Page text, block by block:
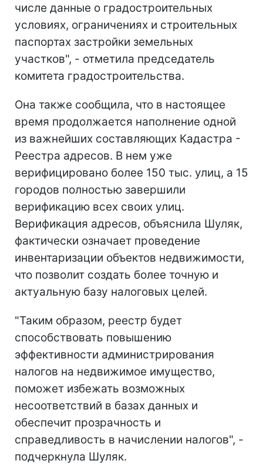
числе данные о градостроительных
условиях, ограничениях и строительных
паспортах застройки земельных
участков", - отметила председатель
комитета градостроительства.
Она также сообщила, что в настоящее
время продолжается наполнение одной
из важнейших составляющих Кадастра -
Реестра адресов. В нем уже
верифицировано более 150 тыс. улиц, а 15
городов полностью завершили
верификацию всех своих улиц.
Верификация адресов, объяснила Шуляк,
фактически означает проведение
инвентаризации объектов недвижимости,
что позволит создать более точную и
актуальную базу налоговых целей.
"Таким образом, реестр будет
способствовать повышению
эффективности администрирования
налогов на недвижимое имущество,
поможет избежать возможных
несоответствий в базах данных и
обеспечит прозрачность и
справедливость в начислении налогов", -
подчеркнула Шуляк.